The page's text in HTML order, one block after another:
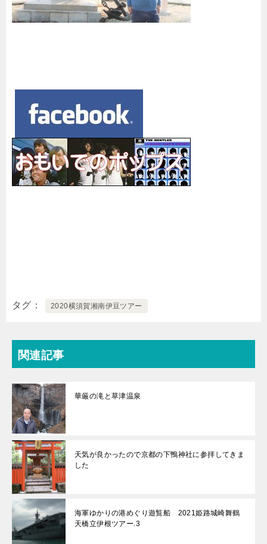
タグ 2020横須賀湘南伊豆ツアー
関連記事
華厳の滝と草津温泉
天気が良かったので京都の下鴨神社に参拝してきま
した
海軍ゆかりの港めぐり遊覧船 2021姫路城崎舞鶴
天橋立伊根ツアー.3